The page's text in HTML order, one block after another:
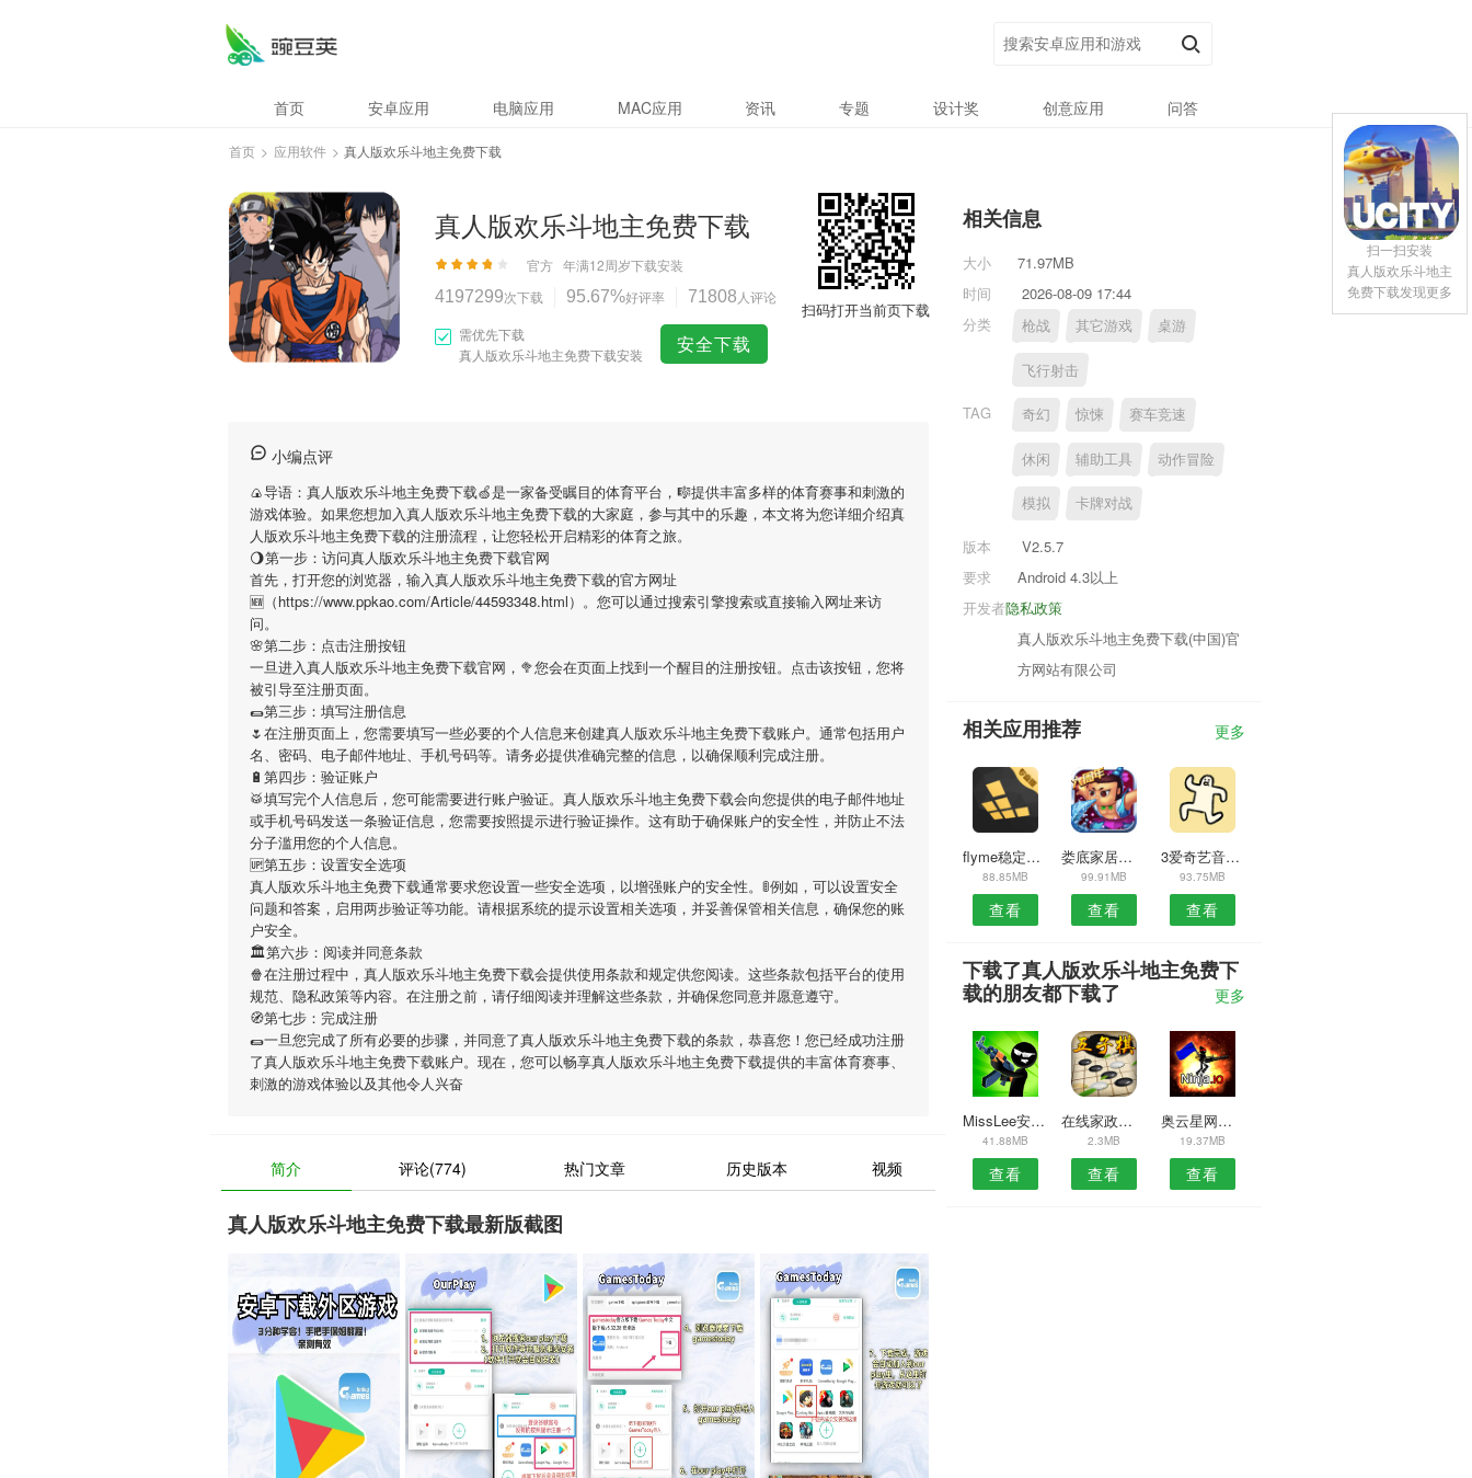
首页 安卓应用 电脑应用 MAC应用 资讯 专题 设计奖 创意应用 问答
首页 > 应用软件 > 真人版欢乐斗地主免费下载
真人版欢乐斗地主免费下载
官方 年满12周岁下载安装
4197299次下载 95.67%好评率 71808 人评论
需优先下载
真人版欢乐斗地主免费下载安装
安全下载
扫码打开当前页下载
小编点评
🍙导语： 真人版欢乐斗地主免费下载🍏是一家备受瞩目的体育平台，🎼提供丰富多样的体育赛事和刺激的
游戏体验。如果您想加入真人版欢乐斗地主免费下载的大家庭，参与其中的乐趣，本文将为您详细介绍真
人版欢乐斗地主免费下载的注册流程，让您轻松开启精彩的体育之旅。
🌖第一步：访问真人版欢乐斗地主免费下载官网
首先，打开您的浏览器，输入真人版欢乐斗地主免费下载的官方网址
🆕（https://www.ppkao.com/Article/44593348.html）。您可以通过搜索引擎搜索或直接输入网址来访
问。
🌸第二步：点击注册按钮
一旦进入真人版欢乐斗地主免费下载官网，🥦您会在页面上找到一个醒目的注册按钮。点击该按钮，您将
被引导至注册页面。
🌯第三步：填写注册信息
🌷在注册页面上，您需要填写一些必要的个人信息来创建真人版欢乐斗地主免费下载账户。通常包括用户
名、密码、电子邮件地址、手机号码等。请务必提供准确完整的信息，以确保顺利完成注册。
🔋第四步：验证账户
🥁填写完个人信息后，您可能需要进行账户验证。 真人版欢乐斗地主免费下载会向您提供的电子邮件地址
或手机号码发送一条验证信息，您需要按照提示进行验证操作。这有助于确保账户的安全性，并防止不法
分子滥用您的个人信息。
🆙第五步：设置安全选项
真人版欢乐斗地主免费下载通常要求您设置一些安全选项，以增强账户的安全性。🚦例如，可以设置安全
问题和答案，启用两步验证等功能。请根据系统的提示设置相关选项，并妥善保管相关信息，确保您的账
户安全。
🏛第六步：阅读并同意条款
🍿在注册过程中， 真人版欢乐斗地主免费下载会提供使用条款和规定供您阅读。这些条款包括平台的使用
规范、隐私政策等内容。在注册之前，请仔细阅读并理解这些条款，并确保您同意并愿意遵守。
🧭第七步：完成注册
🌯一旦您完成了所有必要的步骤，并同意了真人版欢乐斗地主免费下载的条款，恭喜您！您已经成功注册
了真人版欢乐斗地主免费下载账户。现在，您可以畅享真人版欢乐斗地主免费下载提供的丰富体育赛事、
刺激的游戏体验以及其他令人兴奋
简介 评论(774) 热门文章 历史版本 视频
真人版欢乐斗地主免费下载最新版截图
相关信息
大小
71.97MB
时间
2026-08-09 17:44
分类
枪战 其它游戏 桌游
飞行射击
TAG 奇幻 惊悚 赛车竞速
休闲 辅助工具 动作冒险
模拟 卡牌对战
版本
V2.5.7
要求
Android 4.3以上
隐私政策
开发者
真人版欢乐斗地主免费下载(中国)官
方网站有限公司
相关应用推荐 更多
flyme稳定版安卓版
88.85MB
查看
娄底家居安卓版
99.91MB
查看
3爱奇艺音乐m
93.75MB
查看
下载了真人版欢乐斗地主免费下
载的朋友都下载了
更多
MissLee安卓版
41.88MB
查看
在线家政中心安卓版
2.3MB
查看
奥云星网安卓版
19.37MB
查看
扫一扫安装
真人版欢乐斗地主
免费下载发现更多